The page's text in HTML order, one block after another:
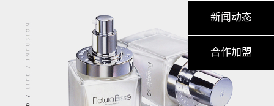
新闻动态
合作加盟